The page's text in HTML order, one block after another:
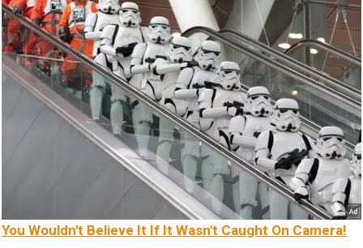
You Wouldn't Believe It If It Wasn't Caught On Camera!